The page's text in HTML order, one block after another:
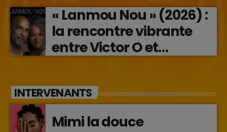
« Lanmou Nou » (2026) :
la rencontre vibrante
entre Victor O et
INTERVENANTS
Mimi la douce